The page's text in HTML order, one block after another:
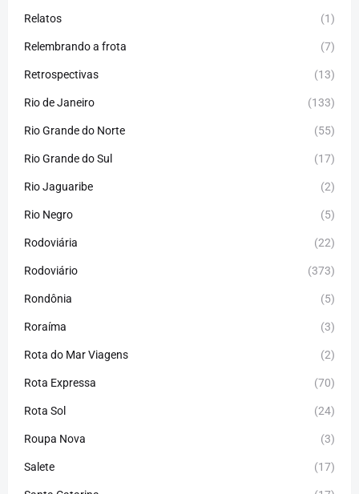
Relatos (1)
Relembrando a frota (7)
Retrospectivas (13)
Rio de Janeiro (133)
Rio Grande do Norte (55)
Rio Grande do Sul (17)
Rio Jaguaribe (2)
Rio Negro (5)
Rodoviária (22)
Rodoviário (373)
Rondônia (5)
Roraíma (3)
Rota do Mar Viagens (2)
Rota Expressa (70)
Rota Sol (24)
Roupa Nova (3)
Salete (17)